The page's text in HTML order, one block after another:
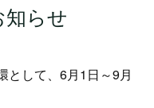
らせ
として、6月1日～9月